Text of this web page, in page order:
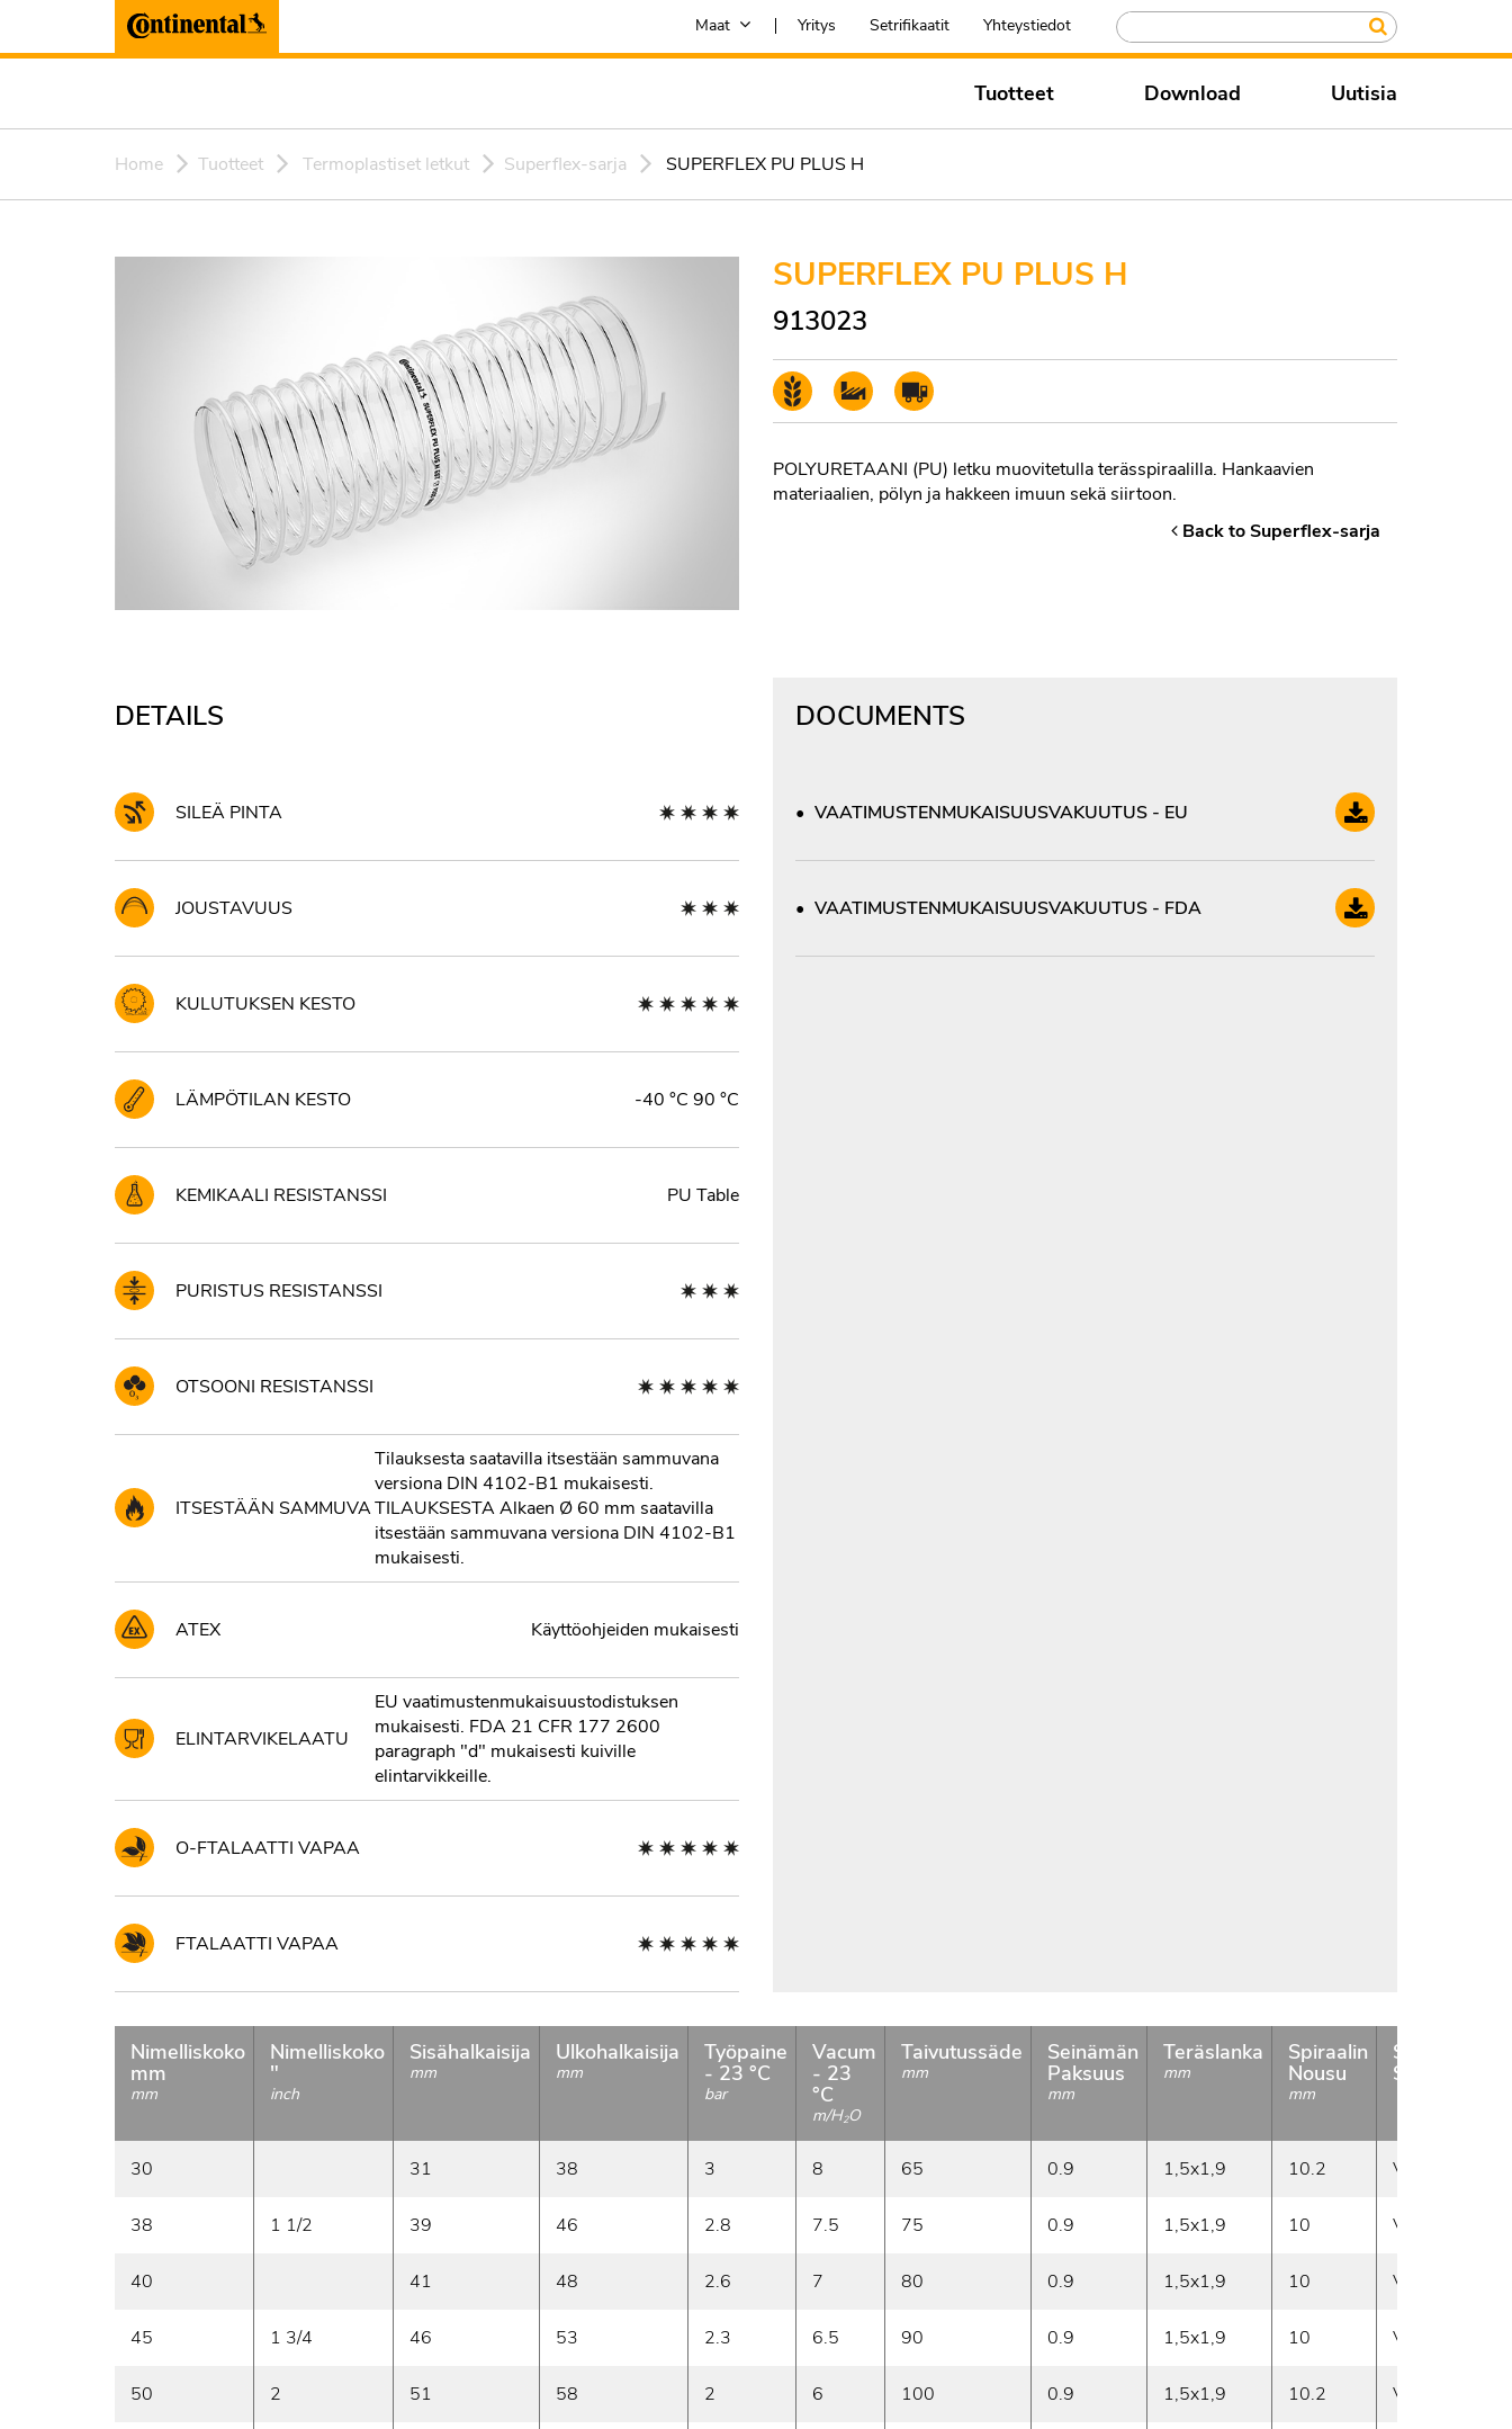
Maat Yritys Setrifikaatit Yhteystiedot
Tuotteet Download Uutisia
Home Tuotteet Termoplastiset letkut Superflex-sarja SUPERFLEX PU PLUS H
SUPERFLEX PU PLUS H
913023
POLYURETAANI (PU) letku muovitetulla terässpiraalilla. Hankaavien
materiaalien, pölyn ja hakkeen imuun sekä siirtoon.
Back to Superflex-sarja
DETAILS
SILEÄ PINTA
JOUSTAVUUS
KULUTUKSEN KESTO
LÄMPÖTILAN KESTO -40 °C 90 °C
KEMIKAALI RESISTANSSI PU Table
PURISTUS RESISTANSSI
OTSOONI RESISTANSSI
ITSESTÄÄN SAMMUVA
Tilauksesta saatavilla itsestään sammuvana
versiona DIN 4102-B1 mukaisesti.
TILAUKSESTA Alkaen Ø 60 mm saatavilla
itsestään sammuvana versiona DIN 4102-B1
mukaisesti.
ATEX Käyttöohjeiden mukaisesti
ELINTARVIKELAATU
EU vaatimustenmukaisuustodistuksen
mukaisesti. FDA 21 CFR 177 2600
paragraph "d" mukaisesti kuiville
elintarvikkeille.
O-FTALAATTI VAPAA
FTALAATTI VAPAA
DOCUMENTS
VAATIMUSTENMUKAISUUSVAKUUTUS - EU
VAATIMUSTENMUKAISUUSVAKUUTUS - FDA
Nimelliskoko
mm
mm
Nimelliskoko
"
inch
Sisähalkaisija
mm
Ulkohalkaisija
mm
Työpaine
- 23 °C
bar
Vacum
- 23
°C
m/H2O
Taivutussäde
mm
Seinämän
Paksuus
mm
Teräslanka
mm
Spiraalin
Nousu
mm
Spiraalin
Suunta
30 31 38 3 8 65 0.9 1,5x1,9 10.2 Vasen
38 1 1/2 39 46 2.8 7.5 75 0.9 1,5x1,9 10 Vasen
40 41 48 2.6 7 80 0.9 1,5x1,9 10 Vasen
45 1 3/4 46 53 2.3 6.5 90 0.9 1,5x1,9 10 Vasen
50 2 51 58 2 6 100 0.9 1,5x1,9 10.2 Vasen